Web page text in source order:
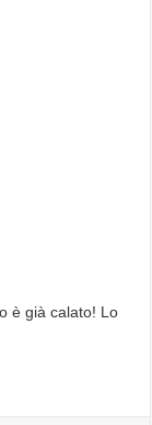
è già calato! Lo